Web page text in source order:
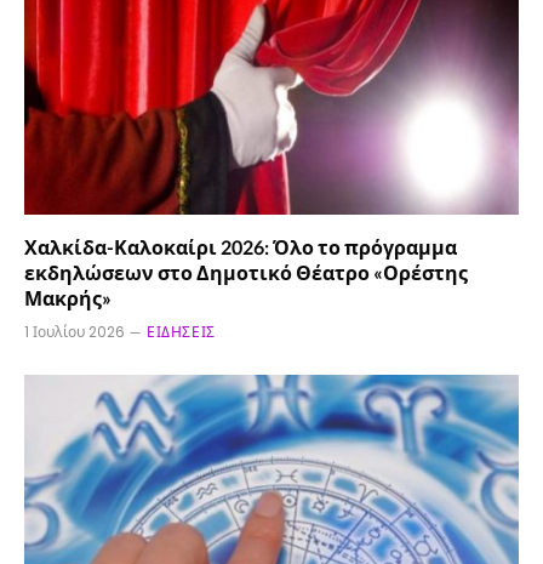
Χαλκίδα-Καλοκαίρι 2026: Όλο το πρόγραμμα
εκδηλώσεων στο Δημοτικό Θέατρο «Ορέστης
Μακρής»
1 Ιουλίου 2026 ΕΙΔΉΣΕΙΣ